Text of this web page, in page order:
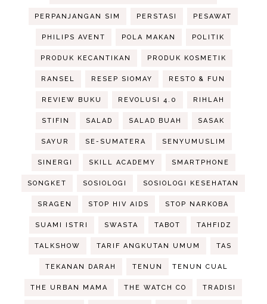
PERPANJANGAN SIM PERSTASI PESAWAT
PHILIPS AVENT POLA MAKAN POLITIK
PRODUK KECANTIKAN PRODUK KOSMETIK
RANSEL RESEP SIOMAY RESTO & FUN
REVIEW BUKU REVOLUSI 4.0 RIHLAH
STIFIN SALAD SALAD BUAH SASAK
SAYUR SE-SUMATERA SENYUMUSLIM
SINERGI SKILL ACADEMY SMARTPHONE
SONGKET SOSIOLOGI SOSIOLOGI KESEHATAN
SRAGEN STOP HIV AIDS STOP NARKOBA
SUAMI ISTRI SWASTA TABOT TAHFIDZ
TALKSHOW TARIF ANGKUTAN UMUM TAS
TEKANAN DARAH TENUN TENUN CUAL
THE URBAN MAMA THE WATCH CO TRADISI